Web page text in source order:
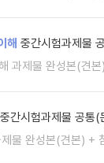
해 중간시험과제물
과제물 완성본(견
중간시험과제물 공통(
물 완성본(견본) +